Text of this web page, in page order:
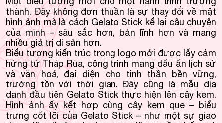
thành. Đây không đơn thuần là sự thay đổi về mặt
hình ảnh mà là cách Gelato Stick kể lại câu chuyện
của mình – sâu sắc hơn, bản lĩnh hơn và mang
nhiều giá trị di sản hơn.
Biểu tượng kiến trúc trong logo mới được lấy cảm
hứng từ Tháp Rùa, công trình mang dấu ấn lịch sử
và văn hoá, đại diện cho tinh thần bền vững,
trường tồn với thời gian. Đây cũng là mẫu địa
danh đầu tiên Gelato Stick thực hiện lên cây kem.
Hình ảnh ấy kết hợp cùng cây kem que – biểu
trưng cốt lõi của Gelato Stick – như một sự giao